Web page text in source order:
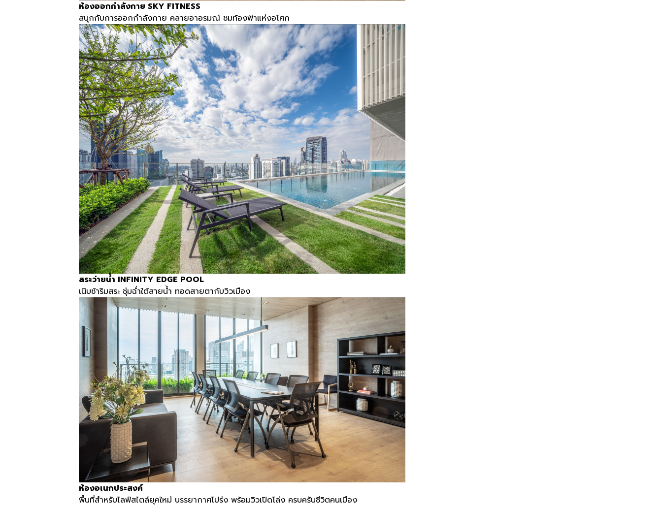
ห้องออกกำลังกาย SKY FITNESS
สนุกกับการออกกำลังกาย คลายอาอรมณ์ ชมท้องฟ้าแห่งอโศก
สระว่ายน้ำ INFINITY EDGE POOL
เนิบช้าริมสระ ชุ่มฉ่ำใต้สายน้ำ ทอดสายตากับวิวเมือง
ห้องอเนกประสงค์
พื้นที่สำหรับไลฟ์สไตล์ยุคใหม่ บรรยากาศโปร่ง พร้อมวิวเปิดโล่ง ครบครันชีวิตคนเมือง